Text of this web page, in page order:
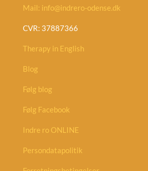
Mail: info@indrero-odense.dk
CVR: 37887366
Therapy in English
Blog
Følg blog
Følg Facebook
Indre ro ONLINE
Persondatapolitik